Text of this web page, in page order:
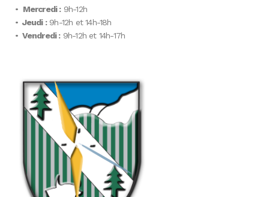
• Mercredi :9h-12h
• Jeudi :9h-12h et 14h-18h
• Vendredi :9h-12h et 14h-17h